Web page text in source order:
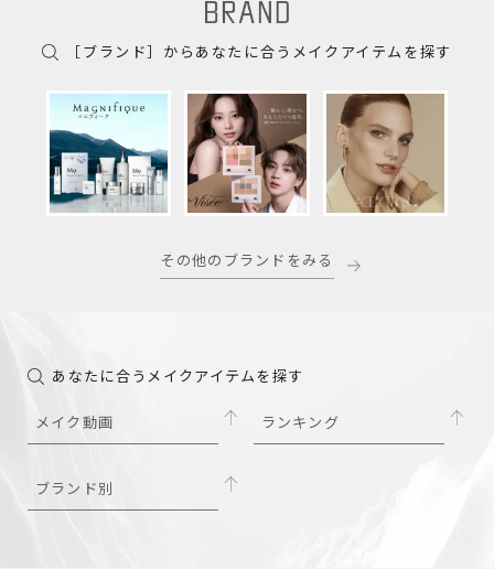
［ブランド］からあなたに合うメイクアイテムを探す
その他のブランドをみる
あなたに合うメイクアイテムを探す
メイク動画 ランキング
ブランド別